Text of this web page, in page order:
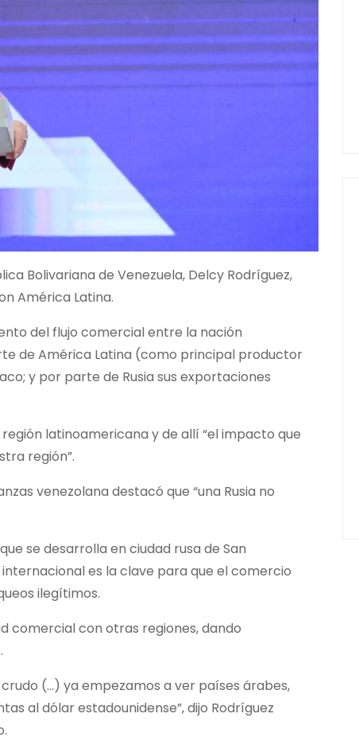
Bolivariana de Venezuela, Delcy Rodríguez,
América Latina.
del flujo comercial entre la nación
de América Latina (como principal productor
y por parte de Rusia sus exportaciones
latinoamericana y de allí “el impacto que
región”.
venezolana destacó que “una Rusia no
se desarrolla en ciudad rusa de San
es la clave para que el comercio
ilegítimos.
comercial con otras regiones, dando
(…) ya empezamos a ver países árabes,
al dólar estadounidense”, dijo Rodríguez